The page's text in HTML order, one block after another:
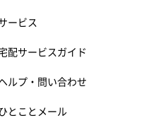
ービス
配サービスガイド
ルプ・問い合わせ
とことメール